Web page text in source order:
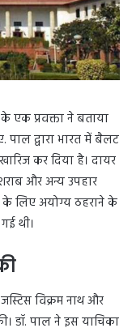
एक प्रवक्ता ने बताया
पाल द्वारा भारत में बैलट
कर दिया है। दायर
और अन्य उपहार
लिए अयोग्य ठहराने के
थी।
विक्रम नाथ और
डॉ. पाल ने इस याचिका